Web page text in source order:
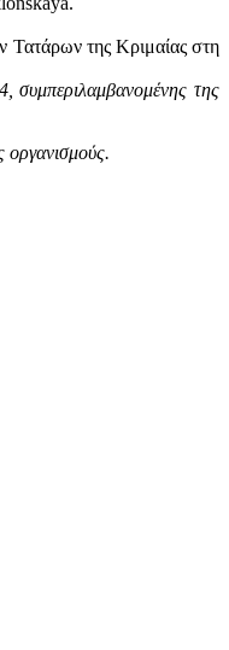
Τατάρων της Κριμαίας στη
συμπεριλαμβανομένης της
οργανισμούς.